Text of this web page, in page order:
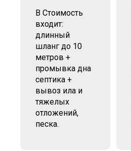
В Стоимость
входит:
длинный
шланг до 10
метров +
промывка дна
септика +
вывоз ила и
тяжелых
отложений,
песка.